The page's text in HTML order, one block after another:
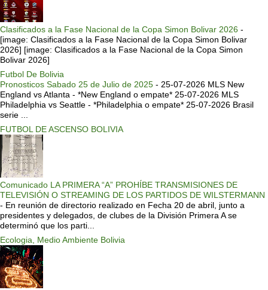
Clasificados a la Fase Nacional de la Copa Simon Bolivar 2026 -
[image: Clasificados a la Fase Nacional de la Copa Simon Bolivar
2026] [image: Clasificados a la Fase Nacional de la Copa Simon
Bolivar 2026]
Futbol De Bolivia
Pronosticos Sabado 25 de Julio de 2025 - 25-07-2026 MLS New
England vs Atlanta - *New England o empate* 25-07-2026 MLS
Philadelphia vs Seattle - *Philadelphia o empate* 25-07-2026 Brasil
serie ...
FUTBOL DE ASCENSO BOLIVIA
Comunicado LA PRIMERA “A” PROHÍBE TRANSMISIONES DE
TELEVISIÓN O STREAMING DE LOS PARTIDOS DE WILSTERMANN
- En reunión de directorio realizado en Fecha 20 de abril, junto a
presidentes y delegados, de clubes de la División Primera A se
determinó que los parti...
Ecologia, Medio Ambiente Bolivia